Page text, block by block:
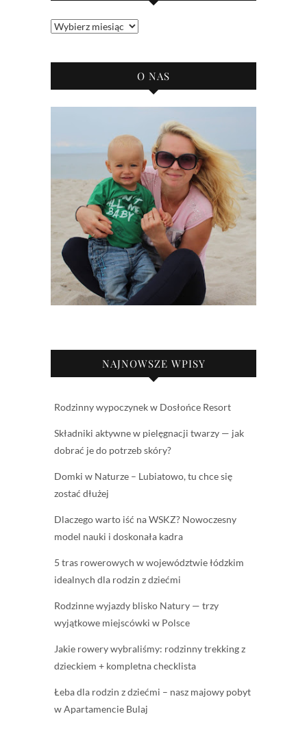
Archiwum
O NAS
NAJNOWSZE WPISY
Rodzinny wypoczynek w Dosłońce Resort
Składniki aktywne w pielęgnacji twarzy — jak
dobrać je do potrzeb skóry?
Domki w Naturze – Lubiatowo, tu chce się
zostać dłużej
Dlaczego warto iść na WSKZ? Nowoczesny
model nauki i doskonała kadra
5 tras rowerowych w województwie łódzkim
idealnych dla rodzin z dziećmi
Rodzinne wyjazdy blisko Natury — trzy
wyjątkowe miejscówki w Polsce
Jakie rowery wybraliśmy: rodzinny trekking z
dzieckiem + kompletna checklista
Łeba dla rodzin z dziećmi – nasz majowy pobyt
w Apartamencie Bulaj